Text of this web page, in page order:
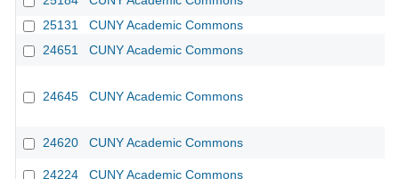
25131
CUNY Academic Commons
24651
CUNY Academic Commons
24645 CUNY Academic Commons
24620 CUNY Academic Commons
24224
CUNY Academic Commons